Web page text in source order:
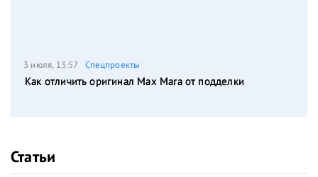
3 июля, 13:57 Спецпроекты
Как отличить оригинал Max Mara от подделки
Статьи